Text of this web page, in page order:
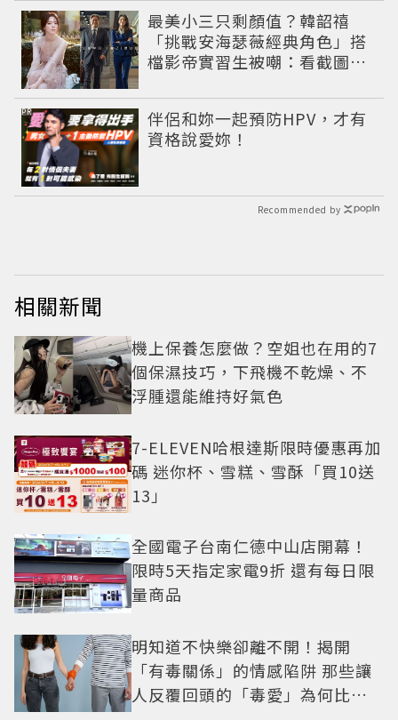
最美小三只剩顏值？韓韶禧
「挑戰安海瑟薇經典角色」搭
檔影帝實習生被嘲：看截圖就
伴侶和妳一起預防HPV，才有
資格說愛妳！
PR
Recommended by
相關新聞
機上保養怎麼做？空姐也在用的7
個保濕技巧，下飛機不乾燥、不
浮腫還能維持好氣色
7-ELEVEN哈根達斯限時優惠再加
碼 迷你杯、雪糕、雪酥「買10送
13」
全國電子台南仁德中山店開幕！
限時5天指定家電9折 還有每日限
量商品
明知道不快樂卻離不開！揭開
「有毒關係」的情感陷阱 那些讓
人反覆回頭的「毒愛」為何比菸